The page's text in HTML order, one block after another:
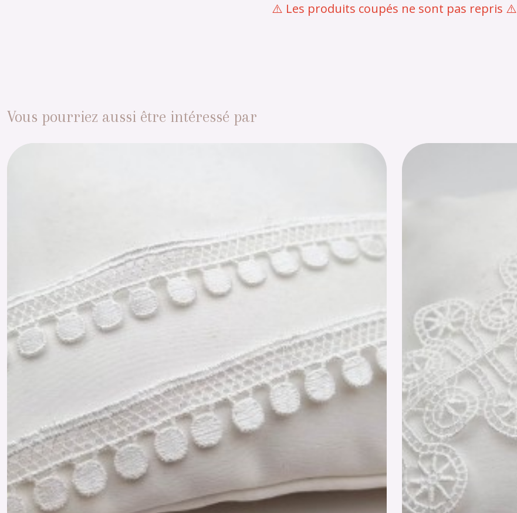
⚠️ Les produits coupés ne sont pas repris ⚠️
Vous pourriez aussi être intéressé par